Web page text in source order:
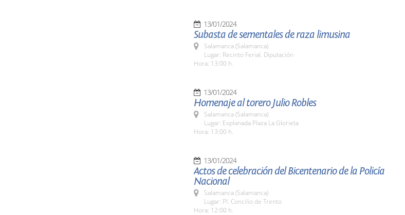
13/01/2024
Subasta de sementales de raza limusina
Salamanca (Salamanca)
Lugar: Recinto Ferial. Diputación
Hora: 13:00 h.
13/01/2024
Homenaje al torero Julio Robles
Salamanca (Salamanca)
Lugar: Explanada Plaza La Glorieta
Hora: 13:00 h.
13/01/2024
Actos de celebración del Bicentenario de la Policía
Nacional
Salamanca (Salamanca)
Lugar: Pl. Concilio de Trento
Hora: 12:00 h.